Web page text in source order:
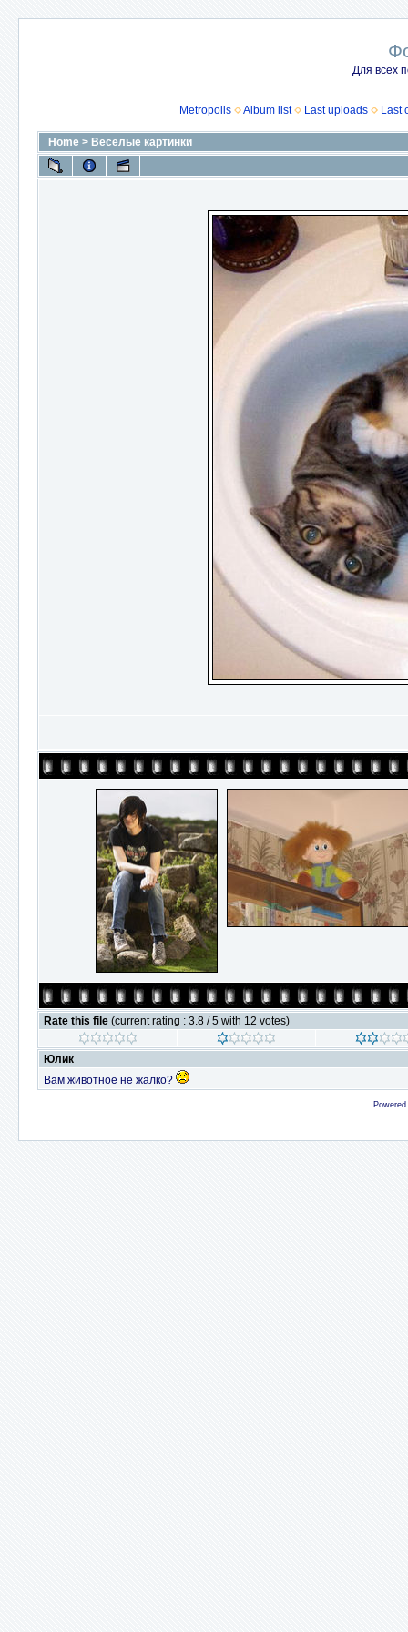
Для всех
Metropolis Album list Last uploads Last
Home > Веселые картинки
Rate this file (current rating : 3.8 / 5 with 12 votes)
Юлик
Вам животное не жалко?